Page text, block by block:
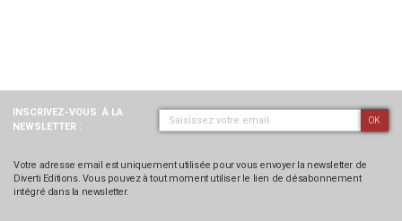
INSCRIVEZ-VOUS À LA
NEWSLETTER :
OK
Votre adresse email est uniquement utilisée pour vous envoyer la newsletter de
Diverti Editions. Vous pouvez à tout moment utiliser le lien de désabonnement
intégré dans la newsletter.